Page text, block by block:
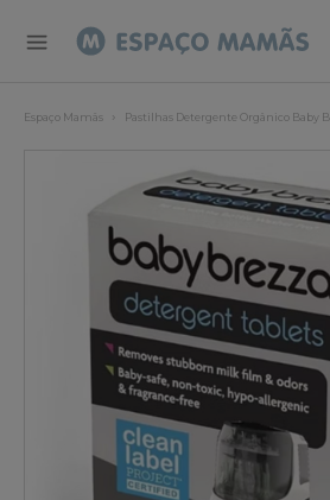
Espaço Mamãs Pastilhas Detergente Orgânico Baby